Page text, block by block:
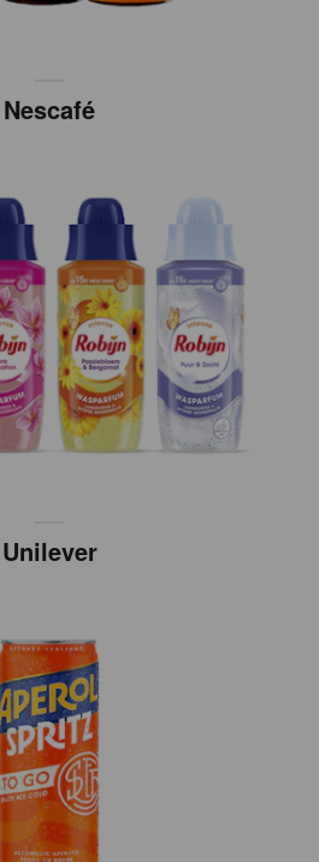
Nescafé
Unilever